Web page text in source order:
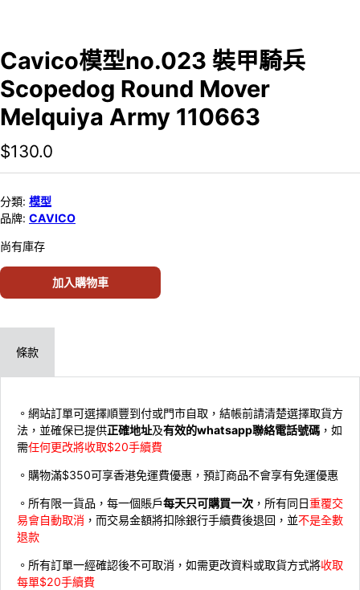
Cavico模型no.023 裝甲騎兵
Scopedog Round Mover
Melquiya Army 110663
$130.0
分類: 模型
品牌: CAVICO
尚有庫存
加入購物車
條款
。網站訂單可選擇順豐到付或門市自取，結帳前請清楚選擇取貨方
法，並確保已提供正確地址及有效的whatsapp聯絡電話號碼 ，如
需任何更改將收取$20手續費
。購物滿$350可享香港免運費優惠，預訂商品不會享有免運優惠
。所有限一貨品，每一個賬戶每天只可購買一次 ，所有同日重覆交
易會自動取消 ，而交易金額將扣除銀行手續費後退回，並不是全數
退款
。所有訂單一經確認後不可取消，如需更改資料或取貨方式將收取
每單$20手續費